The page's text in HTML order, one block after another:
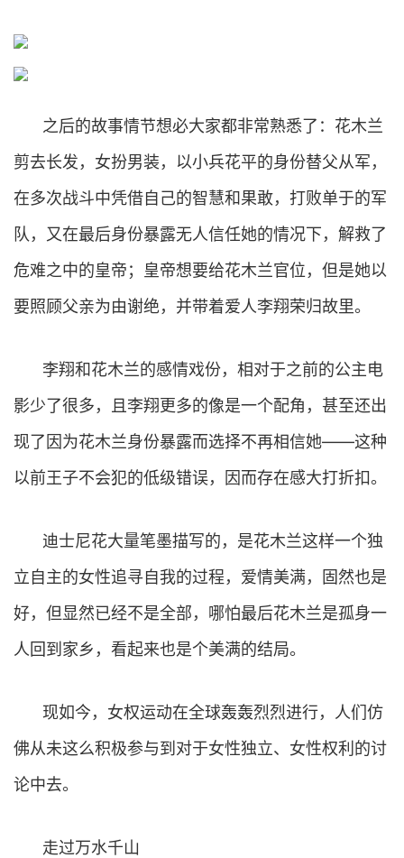
之后的故事情节想必大家都非常熟悉了：花木兰
剪去长发，女扮男装，以小兵花平的身份替父从军，
在多次战斗中凭借自己的智慧和果敢，打败单于的军
队，又在最后身份暴露无人信任她的情况下，解救了
危难之中的皇帝；皇帝想要给花木兰官位，但是她以
要照顾父亲为由谢绝，并带着爱人李翔荣归故里。
李翔和花木兰的感情戏份，相对于之前的公主电
影少了很多，且李翔更多的像是一个配角，甚至还出
现了因为花木兰身份暴露而选择不再相信她——这种
以前王子不会犯的低级错误，因而存在感大打折扣。
迪士尼花大量笔墨描写的，是花木兰这样一个独
立自主的女性追寻自我的过程，爱情美满，固然也是
好，但显然已经不是全部，哪怕最后花木兰是孤身一
人回到家乡，看起来也是个美满的结局。
现如今，女权运动在全球轰轰烈烈进行，人们仿
佛从未这么积极参与到对于女性独立、女性权利的讨
论中去。
走过万水千山